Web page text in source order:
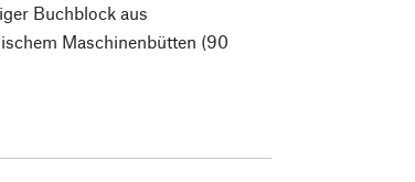
Buchblock aus
Maschinenbütten (90